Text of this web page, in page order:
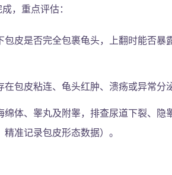
，重点评估：
包皮是否完全包裹龟头，上翻时能否暴
在包皮粘连、龟头红肿、溃疡或异常分
绵体、睾丸及附睾，排查尿道下裂、
准记录包皮形态数据）。